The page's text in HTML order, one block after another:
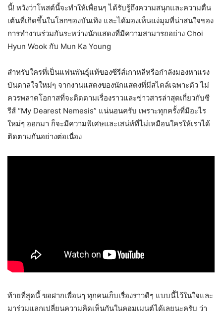
นี้! หวังว่าโพสต์นี้จะทำให้เพื่อนๆ ได้รับรู้ถึงความสนุกและความตื่น
เต้นที่เกิดขึ้นในโลกของบันเทิง และได้มองเห็นแง่มุมที่น่าสนใจของ
การทำงานร่วมกันระหว่างนักแสดงที่มีความสามารถอย่าง Choi
Hyun Wook กับ Mun Ka Young
สำหรับใครที่เป็นแฟนพันธุ์แท้ของซีรีส์เกาหลีหรือกำลังมองหาแรง
บันดาลใจใหม่ๆ จากงานแสดงของนักแสดงที่มีสไตล์เฉพาะตัว ไม่
ควรพลาดโอกาสที่จะติดตามเรื่องราวและข่าวสารล่าสุดเกี่ยวกับซี
รีส์ “My Dearest Nemesis” แน่นอนครับ เพราะทุกครั้งที่มีอะไร
ใหม่ๆ ออกมา ก็จะมีความพิเศษและเสน่ห์ที่ไม่เหมือนใครให้เราได้
ติดตามกันอย่างต่อเนื่อง
ท้ายที่สุดนี้ ขอฝากเพื่อนๆ ทุกคนเก็บเรื่องราวดีๆ แบบนี้ไว้ในใจและ
มาร่วมแลกเปลี่ยนความคิดเห็นกันในคอมเมนต์ได้เลยนะครับ ว่า